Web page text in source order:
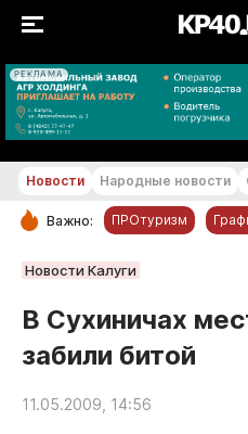
РЕКЛАМА
РУБРИКИ
Новости компаний
Статьи
Народные новости
Новости Народные новости
Важно: ПРОтуризм
Новости Калуги
В Сухиничах
забили битой
11.05.2009, 14:56